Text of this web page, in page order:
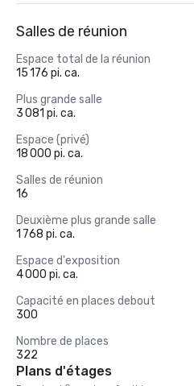
Salles de réunion
Espace total de la réunion
15 176 pi. ca.
Plus grande salle
3 081 pi. ca.
Espace (privé)
18 000 pi. ca.
Salles de réunion
16
Deuxième plus grande salle
1 768 pi. ca.
Espace d'exposition
4 000 pi. ca.
Capacité en places debout
300
Nombre de places
322
Plans d'étages